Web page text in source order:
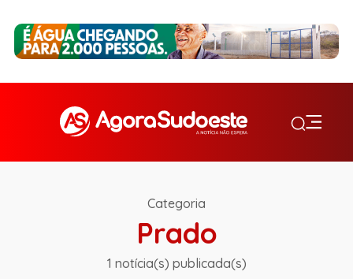
Categoria
Prado
1 notícia(s) publicada(s)